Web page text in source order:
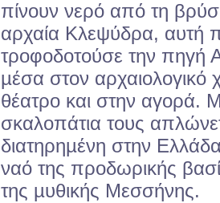
πίνουν νερό από τη
αρχαία Κλεψύδρα, αυτή
τροφοδοτούσε την πηγή
µέσα στον
θέατρο και στην αγορά.
σκαλοπάτια τους
διατηρηµένη στην
ναό της προδωρικής
της µυθικής Μεσσήνης.